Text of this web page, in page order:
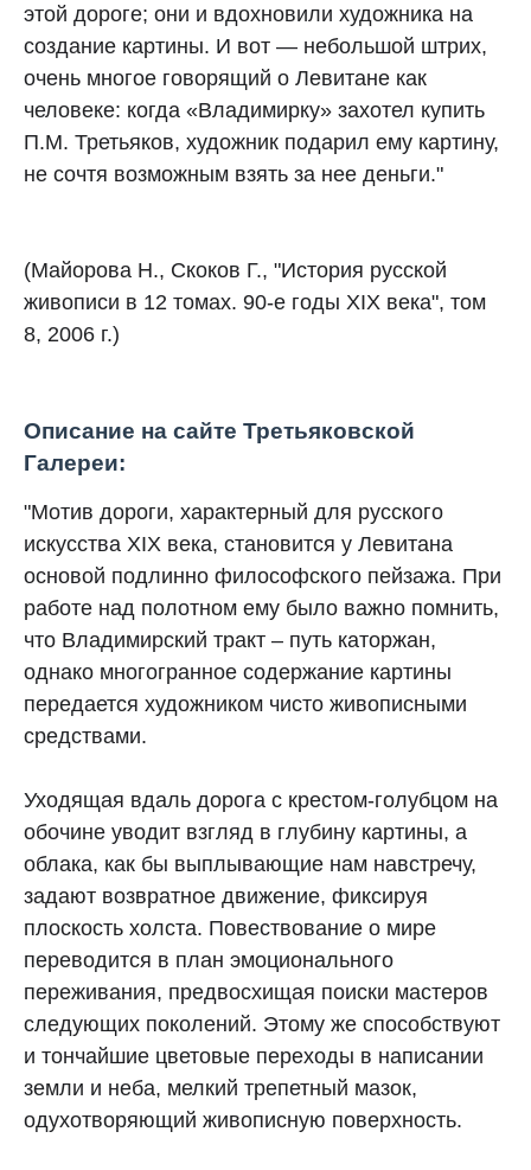
этой дороге; они и вдохновили художника на
создание картины. И вот — небольшой штрих,
очень многое говорящий о Левитане как
человеке: когда «Владимирку» захотел купить
П.М. Третьяков, художник подарил ему картину,
не сочтя возможным взять за нее деньги."
(Майорова Н., Скоков Г., "История русской
живописи в 12 томах. 90-е годы XIX века", том
8, 2006 г.)
Описание на сайте Третьяковской
Галереи:
"Мотив дороги, характерный для русского
искусства XIX века, становится у Левитана
основой подлинно философского пейзажа. При
работе над полотном ему было важно помнить,
что Владимирский тракт – путь каторжан,
однако многогранное содержание картины
передается художником чисто живописными
средствами.
Уходящая вдаль дорога с крестом-голубцом на
обочине уводит взгляд в глубину картины, а
облака, как бы выплывающие нам навстречу,
задают возвратное движение, фиксируя
плоскость холста. Повествование о мире
переводится в план эмоционального
переживания, предвосхищая поиски мастеров
следующих поколений. Этому же способствуют
и тончайшие цветовые переходы в написании
земли и неба, мелкий трепетный мазок,
одухотворяющий живописную поверхность.